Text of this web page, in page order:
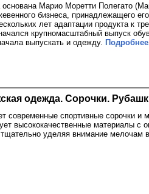
Марио Моретти Полегато
бизнеса, принадлежащего
лет адаптации продукта к
крупномасштабный выпуск
выпускать и одежду.
одежда. Сорочки.
современные спортивные сорочки и
высококачественные материалы с
уделяя внимание мелочам